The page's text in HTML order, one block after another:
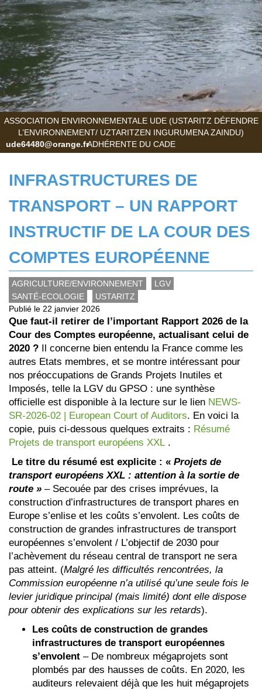
ASSOCIATION ENVIRONNEMENTALE UDE (USTARITZ DÉFENDRE
L’ENVIRONNEMENT/ UZTARITZEN INGURUMENA ZAINDU)
ADHÉRENTE DU CADE
ude64480@orange.fr
INFRASTRUCTURES DE
TRANSPORT – UN RAPPORT
INSTRUCTIF DE LA COUR DES
COMPTES EUROPÉENNE
AGRICULTURE/ENVIRONNEMENT
LGV
SANTÉ-ECOLOGIE
USTARITZ
Publié le 22 janvier 2026
Que faut-il retirer de l’important Rapport 2026 de la
Cour des Comptes européenne, actualisant celui de
2020 ? Il concerne bien entendu la France comme les
autres Etats membres, et se montre intéressant pour
nos préoccupations de Grands Projets Inutiles et
Imposés, telle la LGV du GPSO : une synthèse
officielle est disponible à la lecture sur le lien NEWS-
SR-2026-02 | European Court of Auditors. En voici la
copie, puis ci-dessous quelques extraits : Résumé
Projets de transport européens XXL .
Le titre du résumé est explicite : « Projets de
transport européens XXL : attention à la sortie de
route » – Secouée par des crises imprévues, la
construction d’infrastructures de transport phares en
Europe s’enlise et les coûts s’envolent. Les coûts de
construction de grandes infrastructures de transport
européennes s’envolent / L’objectif de 2030 pour
l’achèvement du réseau central de transport ne sera
pas atteint. (Malgré les difficultés rencontrées, la
Commission européenne n’a utilisé qu’une seule fois le
levier juridique principal (mais limité) dont elle dispose
pour obtenir des explications sur les retards).
Les coûts de construction de grandes
infrastructures de transport européennes
s’envolent – De nombreux mégaprojets sont
plombés par des hausses de coûts. En 2020, les
auditeurs relevaient déjà que les huit mégaprojets